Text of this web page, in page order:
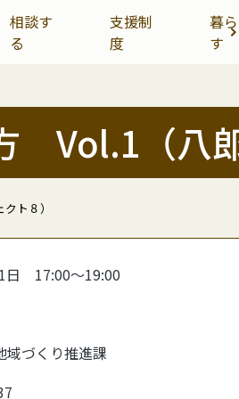
相談す
る
支援制
度
暮ら
す
Vol.1（八
ト８）
日 17:00～19:00
づくり推進課